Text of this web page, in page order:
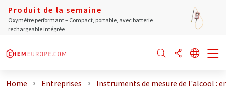
Produit de la semaine
Oxymètre performant – Compact, portable, avec batterie
rechargeable intégrée
Home Entreprises Instruments de mesure de l'alcool :